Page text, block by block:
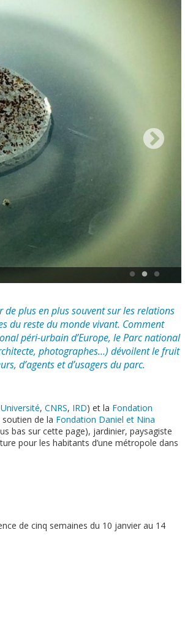
plus en plus souvent sur les relations
du reste du monde vivant. Comment
péri-urbain d’Europe, le Parc national
photographes…) dévoilent le fruit
d’agents et d’usagers du parc.
, CNRS, IRD) et la Fondation
de la Fondation Daniel et Nina
bas sur cette page), jardinier, paysagiste
pour les habitants d’une métropole dans
de cinq semaines du 10 janvier au 14